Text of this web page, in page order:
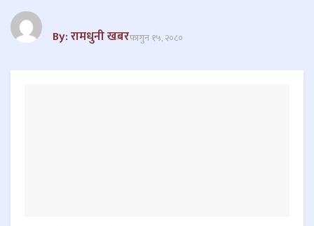
By: रामधुनी खबरफागुन १५, २०८०